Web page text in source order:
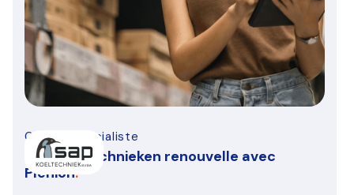
CVC/ R spécialiste
SAP koeltechnieken renouvelle avec
Plenion.